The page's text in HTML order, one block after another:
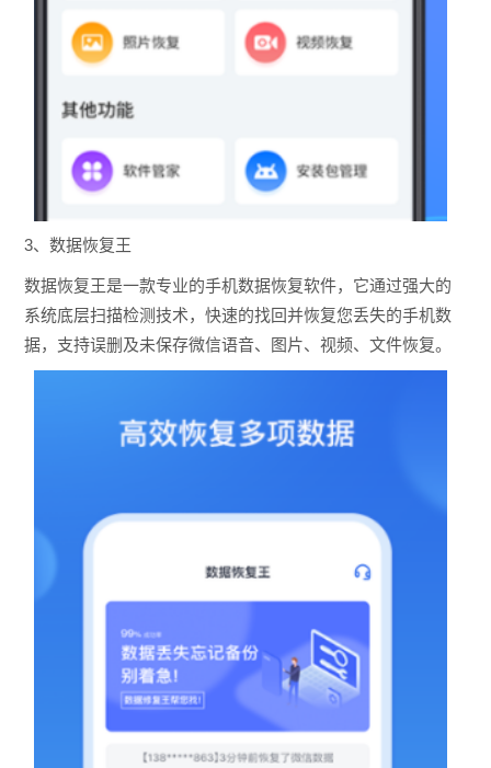
3、数据恢复王
数据恢复王是一款专业的手机数据恢复软件，它通过强大的
系统底层扫描检测技术，快速的找回并恢复您丢失的手机数
据，支持误删及未保存微信语音、图片、视频、文件恢复。